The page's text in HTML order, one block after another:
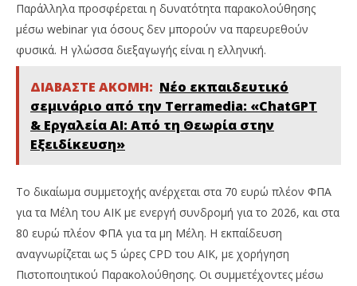
Παράλληλα προσφέρεται η δυνατότητα παρακολούθησης
μέσω webinar για όσους δεν μπορούν να παρευρεθούν
φυσικά. Η γλώσσα διεξαγωγής είναι η ελληνική.
ΔΙΑΒΑΣΤΕ ΑΚΟΜΗ: Νέο εκπαιδευτικό
σεμινάριο από την Terramedia: «ChatGPT
& Εργαλεία ΑΙ: Από τη Θεωρία στην
Εξειδίκευση»
Το δικαίωμα συμμετοχής ανέρχεται στα 70 ευρώ πλέον ΦΠΑ
για τα Μέλη του ΑΙΚ με ενεργή συνδρομή για το 2026, και στα
80 ευρώ πλέον ΦΠΑ για τα μη Μέλη. Η εκπαίδευση
αναγνωρίζεται ως 5 ώρες CPD του ΑΙΚ, με χορήγηση
Πιστοποιητικού Παρακολούθησης. Οι συμμετέχοντες μέσω